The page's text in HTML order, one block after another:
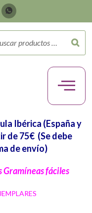
Ibérica (España y
de 75€ (Se debe
de envío)
Gramíneas fáciles